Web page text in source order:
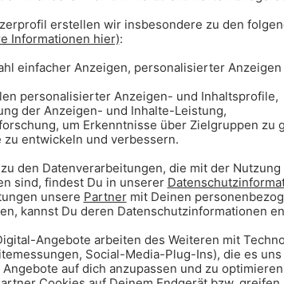
alter Junge ist am
tödlich verletzt worden.
gegen 10:30 Uhr hinter
als ein Lastwagen in die Straße
überrollt. Trotz sofort
Unfallort wurde er in ein
Verletzungen starb.